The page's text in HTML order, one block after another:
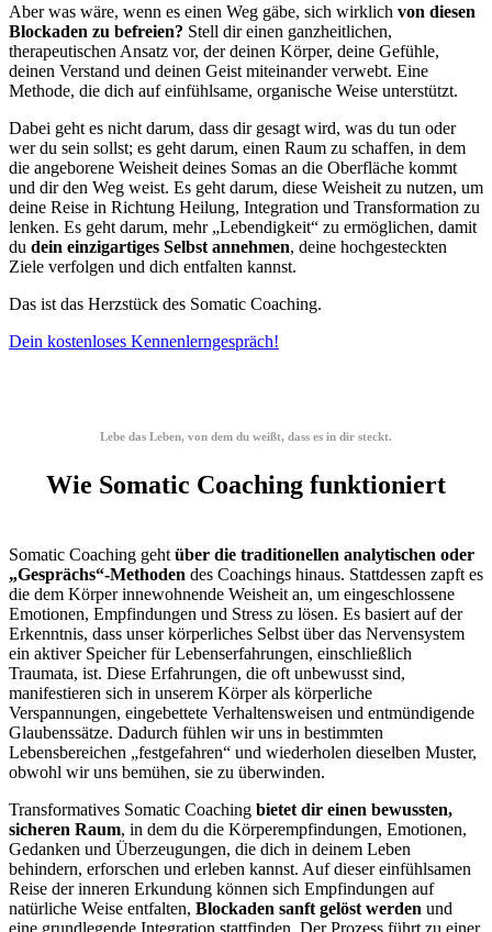
Aber was wäre, wenn es einen Weg gäbe, sich wirklich von diesen
Blockaden zu befreien? Stell dir einen ganzheitlichen,
therapeutischen Ansatz vor, der deinen Körper, deine Gefühle,
deinen Verstand und deinen Geist miteinander verwebt. Eine
Methode, die dich auf einfühlsame, organische Weise unterstützt.
Dabei geht es nicht darum, dass dir gesagt wird, was du tun oder
wer du sein sollst; es geht darum, einen Raum zu schaffen, in dem
die angeborene Weisheit deines Somas an die Oberfläche kommt
und dir den Weg weist. Es geht darum, diese Weisheit zu nutzen, um
deine Reise in Richtung Heilung, Integration und Transformation zu
lenken. Es geht darum, mehr „Lebendigkeit“ zu ermöglichen, damit
du dein einzigartiges Selbst annehmen, deine hochgesteckten
Ziele verfolgen und dich entfalten kannst.
Das ist das Herzstück des Somatic Coaching.
Dein kostenloses Kennenlerngespräch!
Lebe das Leben, von dem du weißt, dass es in dir steckt.
Wie Somatic Coaching funktioniert
Somatic Coaching gehtüber die traditionellen analytischen oder
„Gesprächs“-Methoden des Coachings hinaus. Stattdessen zapft es
die dem Körper innewohnende Weisheit an, um eingeschlossene
Emotionen, Empfindungen und Stress zu lösen. Es basiert auf der
Erkenntnis, dass unser körperliches Selbst über das Nervensystem
ein aktiver Speicher für Lebenserfahrungen, einschließlich
Traumata, ist. Diese Erfahrungen, die oft unbewusst sind,
manifestieren sich in unserem Körper als körperliche
Verspannungen, eingebettete Verhaltensweisen und entmündigende
Glaubenssätze. Dadurch fühlen wir uns in bestimmten
Lebensbereichen „festgefahren“ und wiederholen dieselben Muster,
obwohl wir uns bemühen, sie zu überwinden.
Transformatives Somatic Coaching bietet dir einen bewussten,
sicheren Raum, in dem du die Körperempfindungen, Emotionen,
Gedanken und Überzeugungen, die dich in deinem Leben
behindern, erforschen und erleben kannst. Auf dieser einfühlsamen
Reise der inneren Erkundung können sich Empfindungen auf
natürliche Weise entfalten, Blockaden sanft gelöst werden und